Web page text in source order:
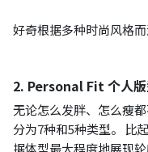
好奇根据多种时尚风格
2. Personal Fit 个人
无论怎么发胖、怎么瘦
分为7种和5种类型。 比
据体型最大程度地展现轮